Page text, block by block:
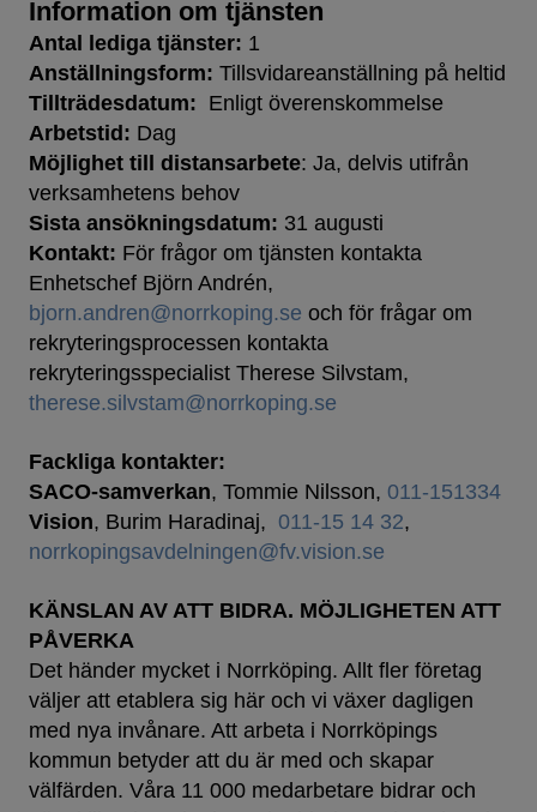
Information om tjänsten
Antal lediga tjänster: 1
Anställningsform: Tillsvidareanställning på heltid
Tillträdesdatum: Enligt överenskommelse
Arbetstid: Dag
Möjlighet till distansarbete: Ja, delvis utifrån
verksamhetens behov
Sista ansökningsdatum: 31 augusti
Kontakt: För frågor om tjänsten kontakta
Enhetschef Björn Andrén,
bjorn.andren@norrkoping.se och för frågar om
rekryteringsprocessen kontakta
rekryteringsspecialist Therese Silvstam,
therese.silvstam@norrkoping.se
Fackliga kontakter:
SACO-samverkan, Tommie Nilsson, 011-151334
Vision, Burim Haradinaj, 011-15 14 32,
norrkopingsavdelningen@fv.vision.se
KÄNSLAN AV ATT BIDRA. MÖJLIGHETEN ATT
PÅVERKA
Det händer mycket i Norrköping. Allt fler företag
väljer att etablera sig här och vi växer dagligen
med nya invånare. Att arbeta i Norrköpings
kommun betyder att du är med och skapar
välfärden. Våra 11 000 medarbetare bidrar och